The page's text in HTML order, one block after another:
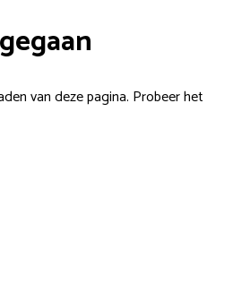
van deze pagina. Probeer het